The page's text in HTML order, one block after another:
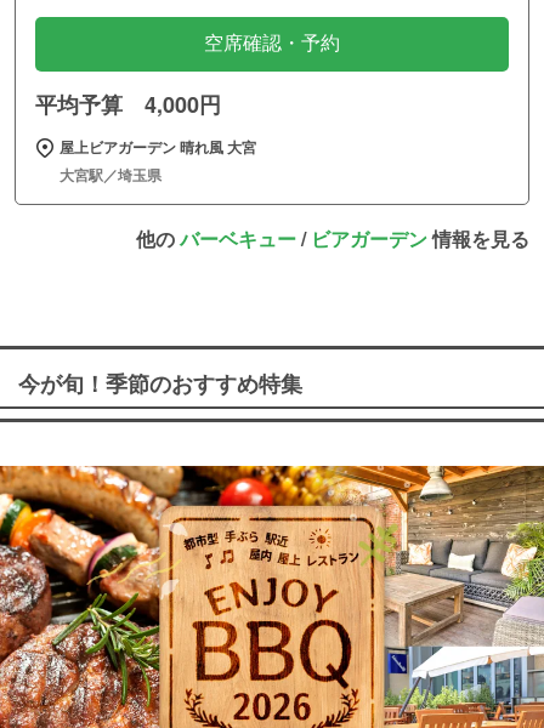
空席確認・予約
平均予算 4,000円
屋上ビアガーデン 晴れ風 大宮
大宮駅／埼玉県
他のバーベキュー/ ビアガーデン情報を見る
今が旬！季節のおすすめ特集